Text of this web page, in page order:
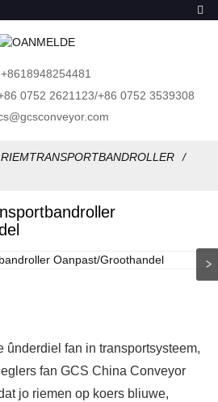
+8618948254481
0752 2621123/+86 0752 3539308
RIEMTRANSPORTBANDROLLER
ûnderdiel fan in transportsysteem,
fan GCS China Conveyor
jo riemen op koers bliuwe,